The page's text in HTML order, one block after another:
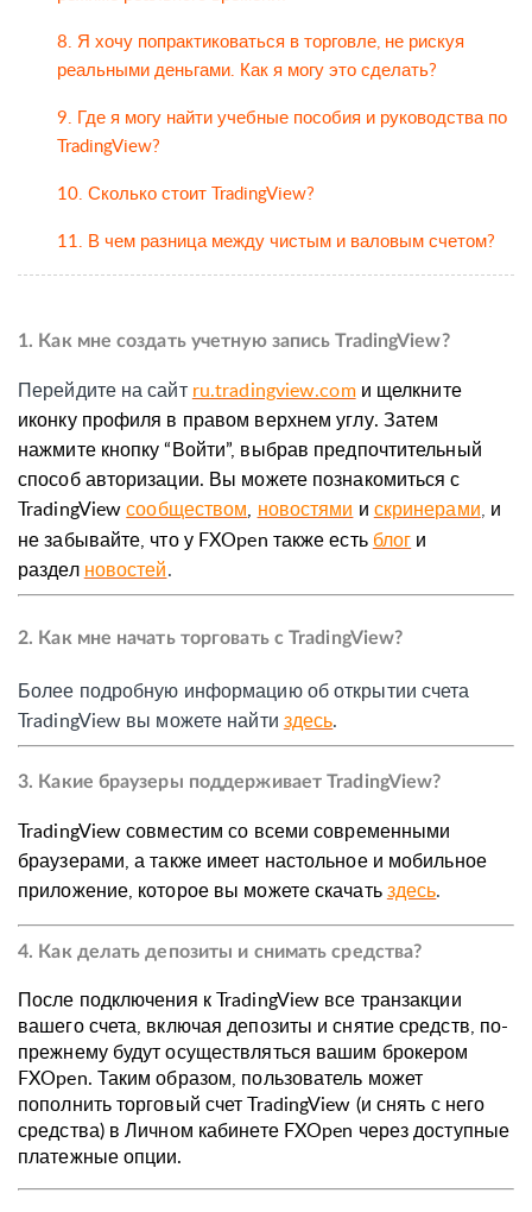
8. Я хочу попрактиковаться в торговле, не рискуя
реальными деньгами. Как я могу это сделать?
9. Где я могу найти учебные пособия и руководства по
TradingView?
10. Сколько стоит TradingView?
11. В чем разница между чистым и валовым счетом?
1. Как мне создать учетную запись TradingView?
Перейдите на сайт ru.tradingview.comи щелкните
иконку профиля в правом верхнем углу. Затем
нажмите кнопку “Войти”, выбрав предпочтительный
способ авторизации. Вы можете познакомиться с
TradingViewсообществом, новостями и скринерами, и
не забывайте, что у FXOpen также есть блог и
раздел новостей.
2. Как мне начать торговать с TradingView?
Более подробную информацию об открытии счета
TradingView вы можете найти здесь.
3. Какие браузеры поддерживает TradingView?
TradingView совместим со всеми современными
браузерами, а также имеет настольное и мобильное
приложение, которое вы можете скачатьздесь.
4. Как делать депозиты и снимать средства?
После подключения к TradingView все транзакции
вашего счета, включая депозиты и снятие средств, по-
прежнему будут осуществляться вашим брокером
FXOpen. Таким образом, пользователь может
пополнить торговый счет TradingView (и снять с него
средства) в Личном кабинете FXOpen через доступные
платежные опции.